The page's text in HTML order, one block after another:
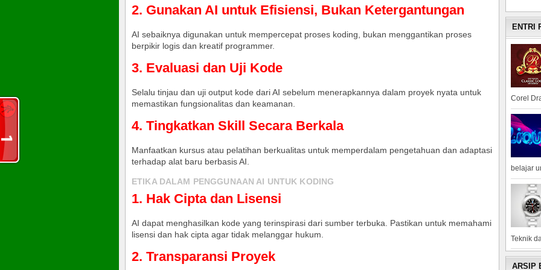
2. Gunakan AI untuk Efisiensi, Bukan Ketergantungan
AI sebaiknya digunakan untuk mempercepat proses koding, bukan menggantikan proses
berpikir logis dan kreatif programmer.
3. Evaluasi dan Uji Kode
Selalu tinjau dan uji output kode dari AI sebelum menerapkannya dalam proyek nyata untuk
memastikan fungsionalitas dan keamanan.
4. Tingkatkan Skill Secara Berkala
Manfaatkan kursus atau pelatihan berkualitas untuk memperdalam pengetahuan dan adaptasi
terhadap alat baru berbasis AI.
ETIKA DALAM PENGGUNAAN AI UNTUK KODING
1. Hak Cipta dan Lisensi
AI dapat menghasilkan kode yang terinspirasi dari sumber terbuka. Pastikan untuk memahami
lisensi dan hak cipta agar tidak melanggar hukum.
2. Transparansi Proyek
ENTRI
Corel
belajar
Teknik
ARSIP